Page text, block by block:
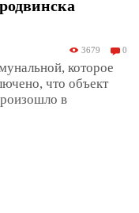
3679 0
которое
что объект
в